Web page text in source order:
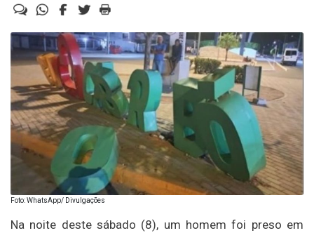
Foto: WhatsApp/ Divulgações
Na noite deste sábado (8), um homem foi preso em